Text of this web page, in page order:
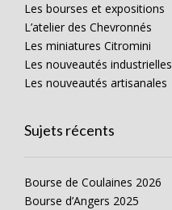
Les bourses et expositions
L’atelier des Chevronnés
Les miniatures Citromini
Les nouveautés industrielles
Les nouveautés artisanales
Sujets récents
Bourse de Coulaines 2026
Bourse d’Angers 2025